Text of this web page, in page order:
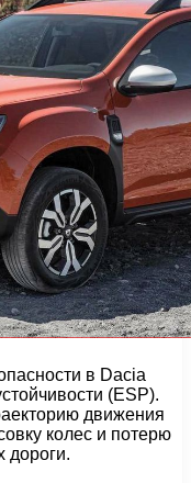
в Dacia
(ESP).
движения
колес и потерю
дороги.